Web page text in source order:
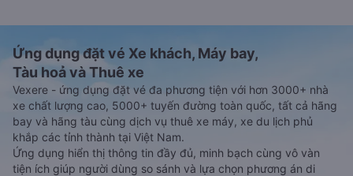
Ứng dụng đặt vé Xe khách, Máy bay,
Tàu hoả và Thuê xe
Vexere - ứng dụng đặt vé đa phương tiện với hơn 3000+ nhà
xe chất lượng cao, 5000+ tuyến đường toàn quốc, tất cả hãng
bay và hãng tàu cùng dịch vụ thuê xe máy, xe du lịch phủ
khắp các tỉnh thành tại Việt Nam.
Ứng dụng hiển thị thông tin đầy đủ, minh bạch cùng vô vàn
tiện ích giúp người dùng so sánh và lựa chọn phương án di